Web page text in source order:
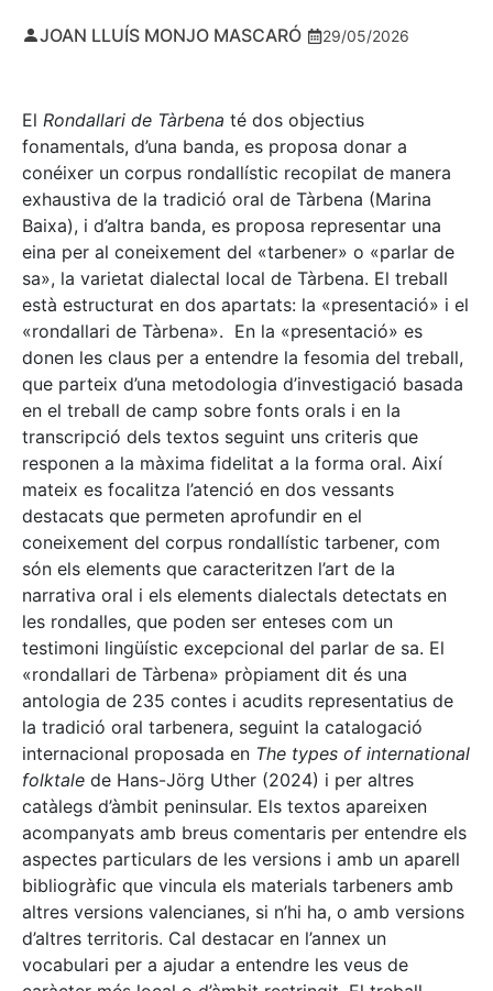
JOAN LLUÍS MONJO MASCARÓ 29/05/2026
El Rondallari de Tàrbena té dos objectius
fonamentals, d’una banda, es proposa donar a
conéixer un corpus rondallístic recopilat de manera
exhaustiva de la tradició oral de Tàrbena (Marina
Baixa), i d’altra banda, es proposa representar una
eina per al coneixement del «tarbener» o «parlar de
sa», la varietat dialectal local de Tàrbena. El treball
està estructurat en dos apartats: la «presentació» i el
«rondallari de Tàrbena». En la «presentació» es
donen les claus per a entendre la fesomia del treball,
que parteix d’una metodologia d’investigació basada
en el treball de camp sobre fonts orals i en la
transcripció dels textos seguint uns criteris que
responen a la màxima fidelitat a la forma oral. Així
mateix es focalitza l’atenció en dos vessants
destacats que permeten aprofundir en el
coneixement del corpus rondallístic tarbener, com
són els elements que caracteritzen l’art de la
narrativa oral i els elements dialectals detectats en
les rondalles, que poden ser enteses com un
testimoni lingüístic excepcional del parlar de sa. El
«rondallari de Tàrbena» pròpiament dit és una
antologia de 235 contes i acudits representatius de
la tradició oral tarbenera, seguint la catalogació
internacional proposada en The types of international
folktale de Hans-Jörg Uther (2024) i per altres
catàlegs d’àmbit peninsular. Els textos apareixen
acompanyats amb breus comentaris per entendre els
aspectes particulars de les versions i amb un aparell
bibliogràfic que vincula els materials tarbeners amb
altres versions valencianes, si n’hi ha, o amb versions
d’altres territoris. Cal destacar en l’annex un
vocabulari per a ajudar a entendre les veus de